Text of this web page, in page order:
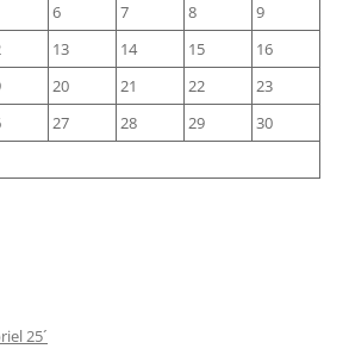
6 7 8
9
13 14 15
16
20 21 22
23
27 28 29
30
25´